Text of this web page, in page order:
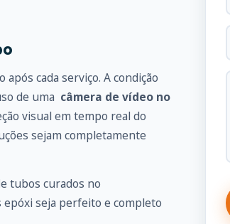
cada serviço. A condição
de uma câmera de vídeo no
visual em tempo real do
sejam completamente
tubos curados no
seja perfeito e completo